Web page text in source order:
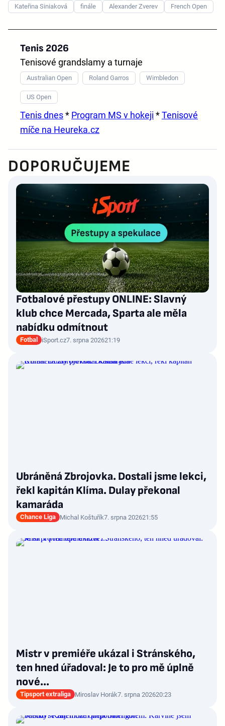
Kateřina Siniaková
finále Alexander Zverev French Open
Tenis 2026
Tenisové grandslamy a turnaje
Australian Open Roland Garros Wimbledon
US Open
Tenis dnes* Program MS v hokeji *Tenisové
míče na Heureka.cz
DOPORUČUJEME
Fotbalové přestupy ONLINE: Slavný
klub chce Mercada, Sparta ale měla
nabídku odmítnout
Fotbal iSport.cz7. srpna 202621:19
Ubráněná Zbrojovka. Dostali jsme lekci,
řekl kapitán Klíma. Dulay překonal
kamaráda
Chance Liga Michal Koštuřík7. srpna 202621:55
Mistr v premiéře ukázal i Stránského,
ten hned úřadoval: Je to pro mě úplně
nové…
Tipsport extraliga Miroslav Horák7. srpna 202620:23